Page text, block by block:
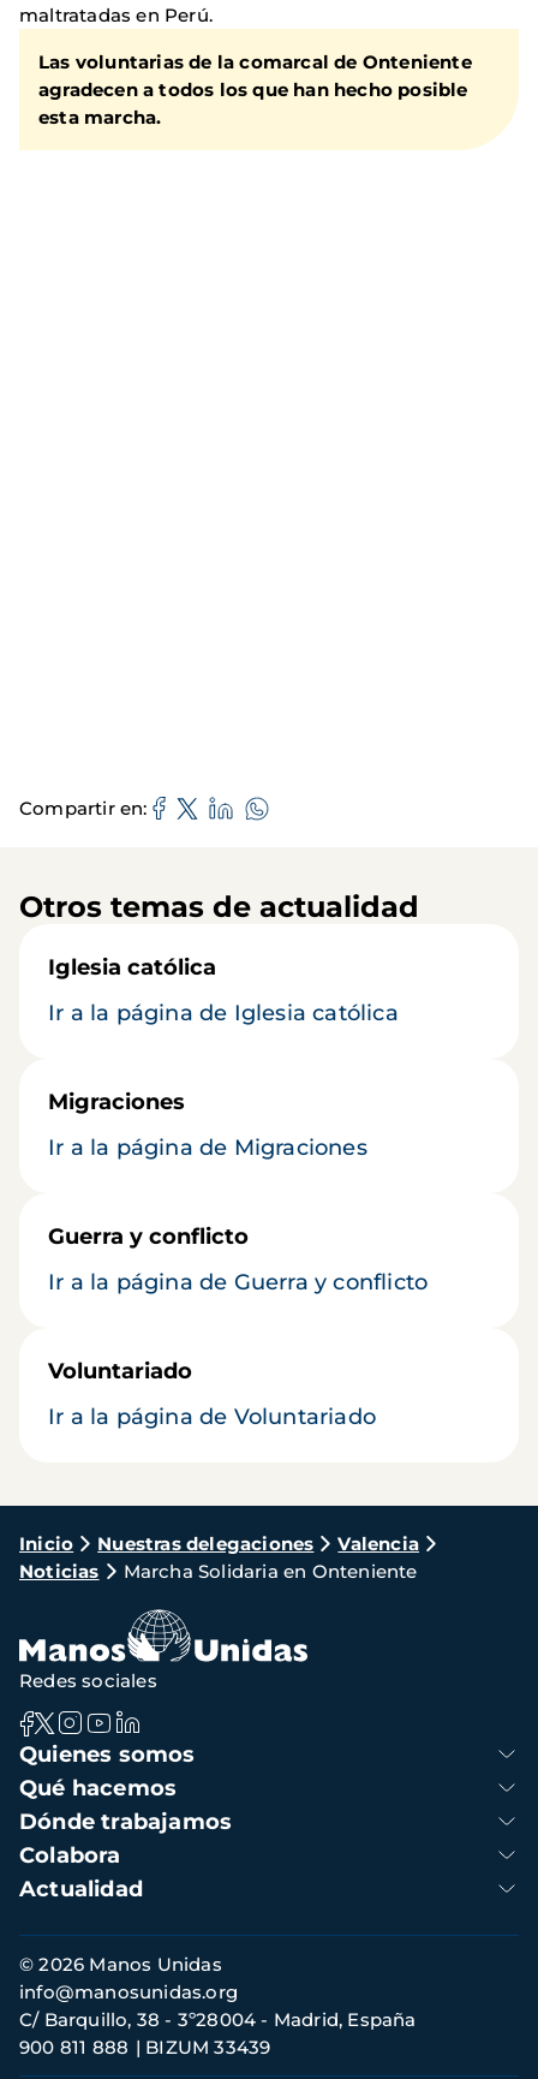
maltratadas en Perú.
Las voluntarias de la comarcal de Onteniente
agradecen a todos los que han hecho posible
esta marcha.
Compartir en
Otros temas de actualidad
Iglesia católica
Ir a la página de Iglesia católica
Migraciones
Ir a la página de Migraciones
Guerra y conflicto
Ir a la página de Guerra y conflicto
Voluntariado
Ir a la página de Voluntariado
Ruta
de
navegación
Inicio Nuestras delegaciones
Valencia
Noticias
Marcha Solidaria en Onteniente
Navegación
principal
Quienes somos
Qué hacemos
Dónde trabajamos
Colabora
Actualidad
Redes sociales
Información
de
contacto
© 2026 Manos Unidas
C/ Barquillo, 38 - 3º28004 - Madrid, España
900 811 888
BIZUM 33439
info@manosunidas.org